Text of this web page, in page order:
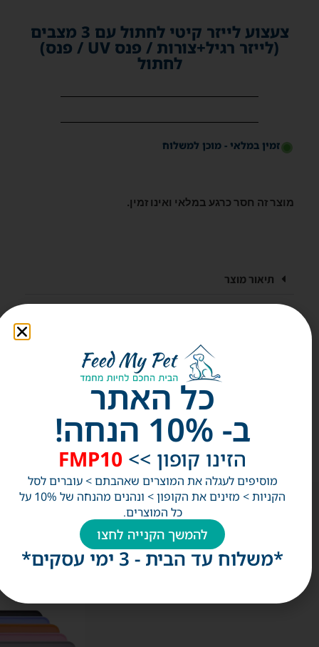
צעצוע לייזר קיטי לחתול עם 3 מצבים
(לייזר רגיל+צורות / פנס UV / פנס)
לחתול
זמין במלאי - מוכן למשלוח
מוצר זה חסר כרגע במלאי ואינו זמין.
תיאור מוצר
אלפי לקוחות מרוצים!
תאהבו
כל האתר
ב- 10% הנחה!
הזינו קופון >> FMP10
מוסיפים לעגלה את המוצרים שאהבתם > עוברים לסל
הקניות > מזינים את הקופון > ונהנים מהנחה של 10% על
כל המוצרים.
להמשך הקנייה לחצו
*משלוח עד הבית - 3 ימי עסקים*